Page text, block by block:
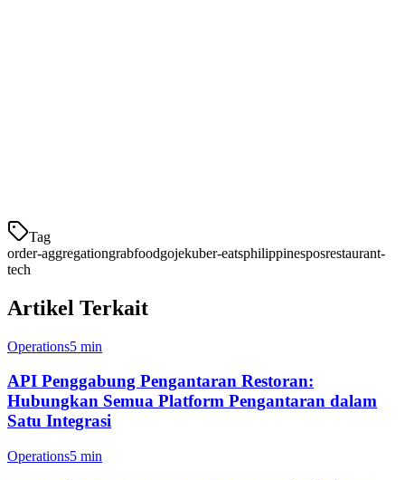
Tag
order-aggregationgrabfoodgojekuber-eatsphilippinesposrestaurant-
tech
Artikel Terkait
Operations5 min
API Penggabung Pengantaran Restoran:
Hubungkan Semua Platform Pengantaran dalam
Satu Integrasi
Operations5 min